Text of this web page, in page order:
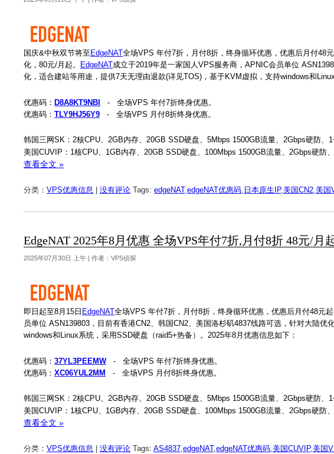
国庆&中秋双节将至 EdgeNAT全场VPS 年付7折，月付8折，终身循环优惠，优惠后月付48
化，80元/月起。
EdgeNAT成立于2019年是一家国人VPS服务商，APNIC会员单位
化，适合建站等用途，提供7天无理由退款(详见TOS)，基于KVM虚拟，支持windows和
优惠码： D8A8KT9NBI
- 全场VPS 年付7折终身优惠。
优惠码： TLY9HJ56Y9 - 全场VPS 月付8折终身优惠。
韩国三网SK：2核CPU、2GB内存、20GB SSD硬盘、5Mbps 1500GB流量、2Gbps硬防、
美国CUVIP：1核CPU、1GB内存、20GB SSD硬盘、100Mbps 1500GB流量、2Gbps硬防
查看全文 »
分类： VPS优惠信息 | 没有评论 Tags: edgeNAT, edgeNAT优惠码 日本原生IP, 美国CN2 美国
EdgeNAT 2025年8月优惠 全场VPS年付7折,月付8折 48元/月
2025年07月30日 上午 | 作者：VPS侦探
即日起至8月15日 EdgeNAT全场VPS 年付7折，月付8折，终身循环优惠，优惠后月付48元起
员单位 ASN139803，目前有香港CN2、韩国CN2、美国洛杉矶4837线路可选，针对大陆
windows和Linux系统，采用SSD硬盘（raid5+热备）。2025年8月优惠信息如下：
优惠码： 37YL3PEEMW- 全场VPS 年付7折终身优惠。
优惠码： XC06YUL2MM - 全场VPS 月付8折终身优惠。
韩国三网SK：2核CPU、2GB内存、20GB SSD硬盘、5Mbps 1500GB流量、2Gbps硬防、
美国CUVIP：1核CPU、1GB内存、20GB SSD硬盘、100Mbps 1500GB流量、2Gbps硬防
查看全文 »
分类： VPS优惠信息 | 没有评论 Tags: AS4837 edgeNAT, edgeNAT优惠码 美国CUVIP, 美国